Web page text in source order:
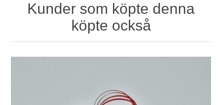
Kunder som köpte denna
köpte också